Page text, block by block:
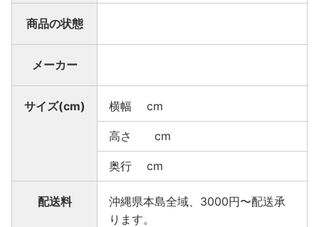
商品の状態
メーカー
サイズ(cm) 横幅 cm
高さ cm
奥行 cm
配送料
沖縄県本島全域、3000円〜配送承
ります。